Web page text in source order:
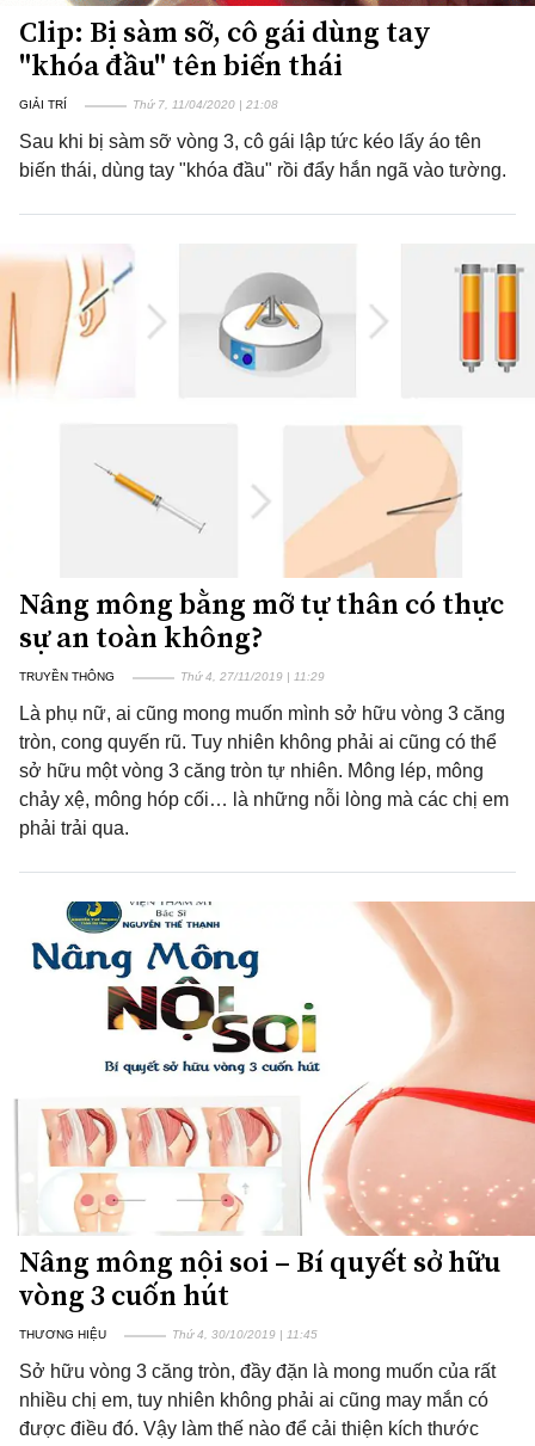
Clip: Bị sàm sỡ, cô gái dùng tay
"khóa đầu" tên biến thái
GIẢI TRÍ Thứ 7, 11/04/2020 | 21:08
Sau khi bị sàm sỡ vòng 3, cô gái lập tức kéo lấy áo tên
biến thái, dùng tay "khóa đầu" rồi đẩy hắn ngã vào tường.
Nâng mông bằng mỡ tự thân có thực
sự an toàn không?
TRUYỀN THÔNG Thứ 4, 27/11/2019 | 11:29
Là phụ nữ, ai cũng mong muốn mình sở hữu vòng 3 căng
tròn, cong quyến rũ. Tuy nhiên không phải ai cũng có thể
sở hữu một vòng 3 căng tròn tự nhiên. Mông lép, mông
chảy xệ, mông hóp cối… là những nỗi lòng mà các chị em
phải trải qua.
Nâng mông nội soi – Bí quyết sở hữu
vòng 3 cuốn hút
THƯƠNG HIỆU Thứ 4, 30/10/2019 | 11:45
Sở hữu vòng 3 căng tròn, đầy đặn là mong muốn của rất
nhiều chị em, tuy nhiên không phải ai cũng may mắn có
được điều đó. Vậy làm thế nào để cải thiện kích thước